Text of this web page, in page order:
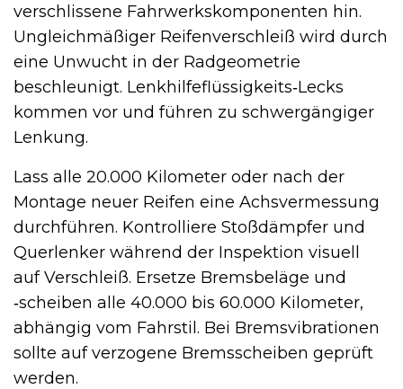
verschlissene Fahrwerkskomponenten hin.
Ungleichmäßiger Reifenverschleiß wird durch
eine Unwucht in der Radgeometrie
beschleunigt. Lenkhilfeflüssigkeits‑Lecks
kommen vor und führen zu schwergängiger
Lenkung.
Lass alle 20.000 Kilometer oder nach der
Montage neuer Reifen eine Achsvermessung
durchführen. Kontrolliere Stoßdämpfer und
Querlenker während der Inspektion visuell
auf Verschleiß. Ersetze Bremsbeläge und
‑scheiben alle 40.000 bis 60.000 Kilometer,
abhängig vom Fahrstil. Bei Bremsvibrationen
sollte auf verzogene Bremsscheiben geprüft
werden.